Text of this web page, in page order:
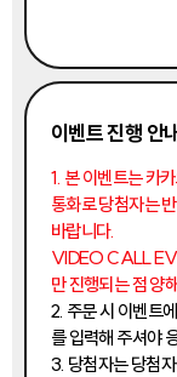
이벤트 진행 안
1. 본 이벤트는 카
통화로 당첨자는
바랍니다.
VIDEO CALL
만 진행되는 점 양
2. 주문 시 이벤트
를 입력해 주셔야
3. 당첨자는 당첨